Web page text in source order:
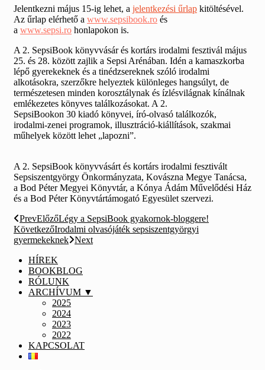
Jelentkezni május 15-ig lehet, a jelentkezési űrlap kitöltésével.
Az űrlap elérhető a www.sepsibook.ro és
a www.sepsi.ro honlapokon is.
A 2. SepsiBook könyvvásár és kortárs irodalmi fesztivál május
25. és 28. között zajlik a Sepsi Arénában. Idén a kamaszkorba
lépő gyerekeknek és a tinédzsereknek szóló irodalmi
alkotásokra, szerzőkre helyeztek különleges hangsúlyt, de
természetesen minden korosztálynak és ízlésvilágnak kínálnak
emlékezetes könyves találkozásokat. A 2.
SepsiBookon 30 kiadó könyvei, író-olvasó találkozók,
irodalmi-zenei programok, illusztráció-kiállítások, szakmai
műhelyek között lehet „lapozni”.
A 2. SepsiBook könyvvásárt és kortárs irodalmi fesztivált
Sepsiszentgyörgy Önkormányzata, Kovászna Megye Tanácsa,
a Bod Péter Megyei Könyvtár, a Kónya Ádám Művelődési Ház
és a Bod Péter Könyvtártámogató Egyesület szervezi.
PrevElőzőLégy a SepsiBook gyakornok-bloggere!
KövetkezőIrodalmi olvasójáték sepsiszentgyörgyi
gyermekeknek Next
HÍREK
BOOKBLOG
RÓLUNK
ARCHÍVUM ▼
2025
2024
2023
2022
KAPCSOLAT